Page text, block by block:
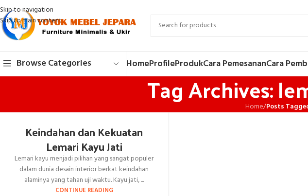
Skip to navigation
Skip to main content
Browse Categories HomeProfileProdukCara PemesananCara
Tag Archives:
Home/Posts
Keindahan dan Kekuatan
Lemari Kayu Jati
Lemari kayu menjadi pilihan yang sangat populer
dalam dunia desain interior berkat keindahan
alaminya yang tahan uji waktu. Kayu jati, ...
CONTINUE READING